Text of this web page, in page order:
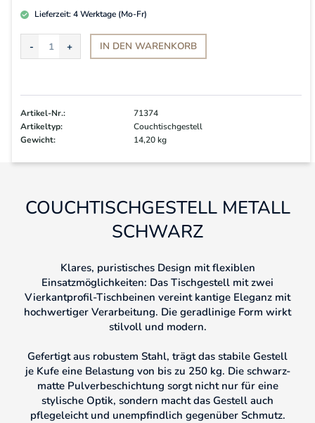
Lieferzeit: 4Werktage (Mo-Fr)
IN DEN WARENKORB
Artikel-Nr.:
71374
Artikeltyp:
Couchtischgestell
Gewicht:
14,20 kg
COUCHTISCHGESTELL METALL
SCHWARZ
Klares, puristisches Design mit flexiblen
Einsatzmöglichkeiten: Das Tischgestell mit zwei
Vierkantprofil-Tischbeinen vereint kantige Eleganz mit
hochwertiger Verarbeitung. Die geradlinige Form wirkt
stilvoll und modern.
Gefertigt aus robustem Stahl, trägt das stabile Gestell
je Kufe eine Belastung von bis zu 250 kg. Die schwarz-
matte Pulverbeschichtung sorgt nicht nur für eine
stylische Optik, sondern macht das Gestell auch
pflegeleicht und unempfindlich gegenüber Schmutz.